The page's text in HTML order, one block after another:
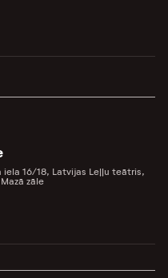
iela 16/18, Latvijas Leļļu teātris,
zāle